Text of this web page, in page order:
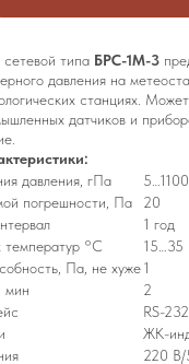
типа БРС-1М-3
давления на
станциях.
датчиков и
давления, гПа
5…1100
погрешности, Па
20
1 год
температур °С
15…35
Па, не хуже1
мин
2
RS-232
ЖК-
220 В/